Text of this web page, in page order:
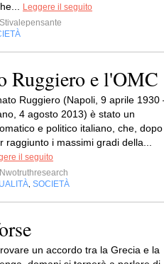
Leggere il seguito
Stivalepensante
Ruggiero e l'OMC
Ruggiero (Napoli, 9 aprile 1930
4 agosto 2013) è stato un
e politico italiano, che, dopo
raggiunto i massimi gradi della...
il seguito
Nwotruthresearch
SOCIETÀ
un accordo tra la Grecia e la